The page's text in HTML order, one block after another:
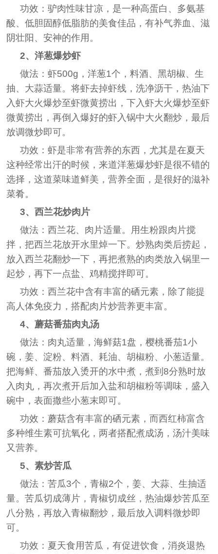
功效：驴肉性味甘凉，是一种高蛋白、多氨基
酸、低胆固醇低脂肪的美食佳品，有补气养血、滋
阴壮阳、安神的作用。
2、洋葱爆炒虾
做法：虾500g，洋葱1个，料酒、黑胡椒、生
抽、大蒜适量。将虾去掉虾线，洗净沥干，热油下
入虾大火爆炒至虾微黄捞出，下入虾大火爆炒至虾
微黄捞出，再倒入爆好的虾入锅中大火翻炒，最后
放调微炒即可。
功效：虾是非常有营养的东西，尤其是在夏天
这种经常出汗的时候，来道洋葱爆炒虾是很不错的
选择，这道菜味道鲜美，营养全面，是很好的滋补
菜肴。
3、西兰花炒肉片
做法：西兰花、肉片适量。用生粉跟肉片搅
拌，把西兰花放开水里焯一下。炒熟肉类后捞起，
放入西兰花翻炒一下，再把煮熟的肉类放入锅里一
起炒，再下一点盐、鸡精搅拌即可。
功效：西兰花中含有丰富的硒元素，除了能提
高人体免疫力，搭配肉片炒营养更丰富。
4、蘑菇番茄肉丸汤
做法：肉丸适量，海鲜菇1盘，樱桃番茄1小
碗，姜、淀粉、料酒、耗油、胡椒粉、小葱适量。
把海鲜、番茄放入烫开的水中煮，煮到8分熟时放
入肉丸，再次煮开后加入盐和胡椒粉等调味，盛入
碗中，表面撒些小葱末即可。
功效：蘑菇含有丰富的硒元素，而西红柿富含
多种维生素可抗氧化，两者搭配煮成汤，汤汁美味
又营养。
5、素炒苦瓜
做法：苦瓜3个，青椒2个，姜、大蒜、生抽适
量。苦瓜切成薄片，青椒切成丝，热油爆炒苦瓜至
八分熟，再放入青椒翻炒，最后放入调料微炒即
可。
功效：夏天食用苦瓜，有促进饮食，消炎退热